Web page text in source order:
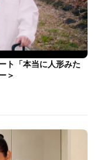
ト「本当に人形みた
＞